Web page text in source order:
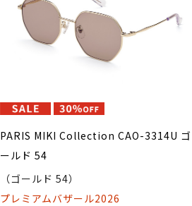
PARIS MIKI Collection CAO-3314U ゴ
ールド 54
（ゴールド 54）
プレミアムバザール2026